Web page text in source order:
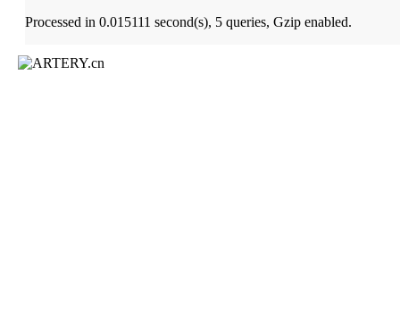
Processed in 0.015111 second(s), 5 queries, Gzip enabled.